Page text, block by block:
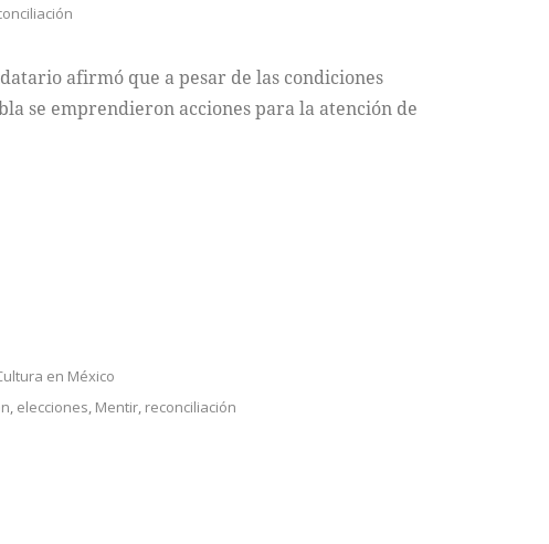
afirmó que a pesar de las condiciones
se emprendieron acciones para la atención de
en México
elecciones Mentir, reconciliación